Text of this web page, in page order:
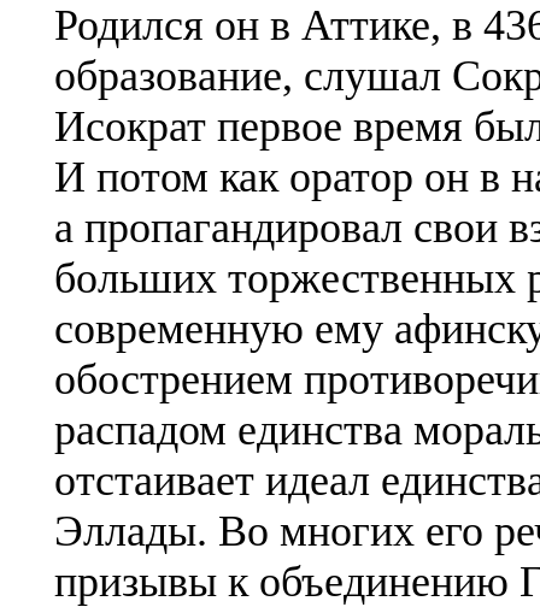
Родился он в Аттике, в
образование, слушал
Исократ первое время
И потом как оратор он в
а пропагандировал свои
больших торжественных
современную ему
обострением
распадом единства
отстаивает идеал
Эллады. Во многих его
призывы к объединению